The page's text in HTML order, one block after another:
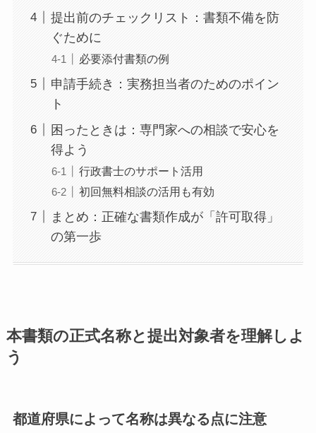
提出前のチェックリスト：書類不備を防
ぐために
必要添付書類の例
申請手続き：実務担当者のためのポイン
ト
困ったときは：専門家への相談で安心を
得よう
行政書士のサポート活用
初回無料相談の活用も有効
まとめ：正確な書類作成が「許可取得」
の第一歩
本書類の正式名称と提出対象者を理解しよ
う
都道府県によって名称は異なる点に注意